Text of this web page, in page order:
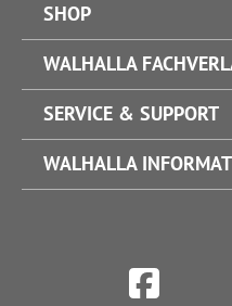
SHOP
WALHALLA
SERVICE & SUPPORT
WALHALLA